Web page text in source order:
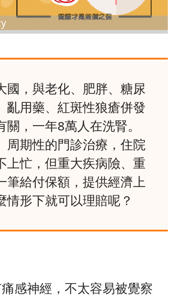
國，與老化、肥胖、糖尿
亂用藥、紅斑性狼瘡併發
，一年8萬人在洗腎。
周期性的門診治療，住院
上忙，但重大疾病險、重
筆給付保額，提供經濟上
情形下就可以理賠呢？
感神經，不太容易被覺察